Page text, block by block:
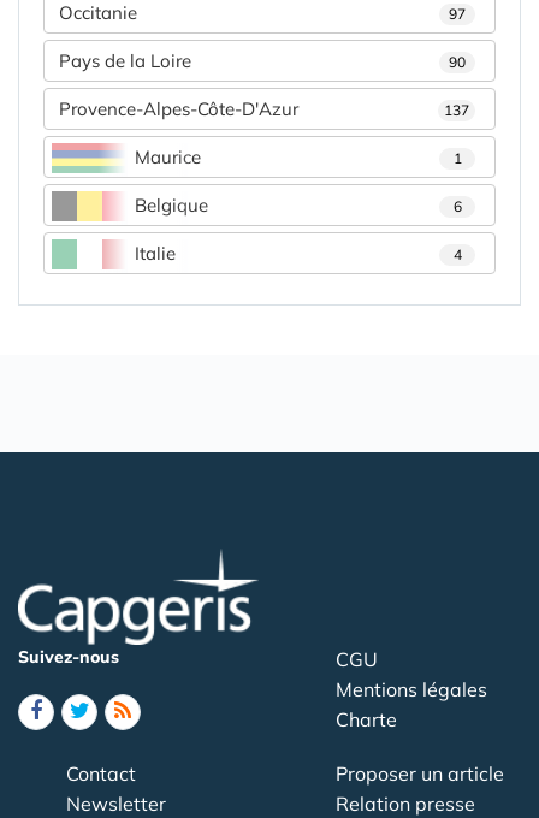
Occitanie 97
Pays de la Loire 90
Provence-Alpes-Côte-D'Azur 137
Maurice 1
Belgique 6
Italie 4
Suivez-nous
CGU
Mentions légales
Charte
Contact
Newsletter
Proposer un article
Relation presse